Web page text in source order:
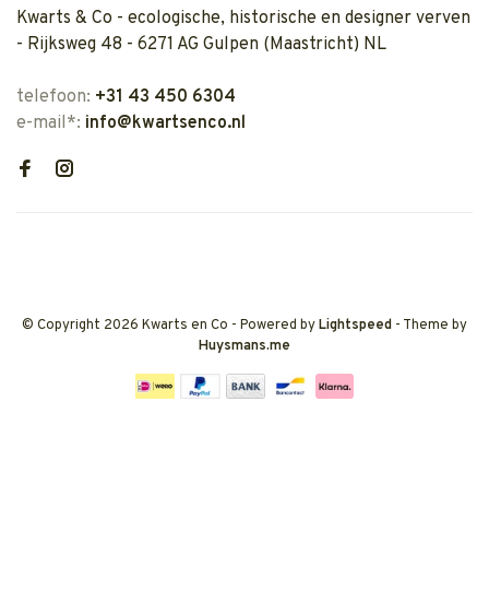
Kwarts & Co - ecologische, historische en designer verven
- Rijksweg 48 - 6271 AG Gulpen (Maastricht) NL
telefoon: +31 43 450 6304
e-mail*: info@kwartsenco.nl
© Copyright 2026 Kwarts en Co - Powered byLightspeed - Theme by
Huysmans.me